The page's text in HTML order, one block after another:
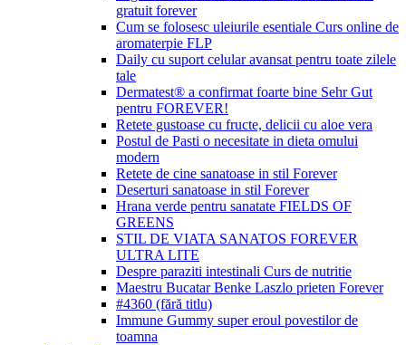
gratuit forever
Cum se folosesc uleiurile esentiale Curs online de
aromaterpie FLP
Daily cu suport celular avansat pentru toate zilele
tale
Dermatest® a confirmat foarte bine Sehr Gut
pentru FOREVER!
Retete gustoase cu fructe, delicii cu aloe vera
Postul de Pasti o necesitate in dieta omului
modern
Retete de cine sanatoase in stil Forever
Deserturi sanatoase in stil Forever
Hrana verde pentru sanatate FIELDS OF
GREENS
STIL DE VIATA SANATOS FOREVER
ULTRA LITE
Despre paraziti intestinali Curs de nutritie
Maestru Bucatar Benke Laszlo prieten Forever
#4360 (fără titlu)
Immune Gummy super eroul povestilor de
toamna